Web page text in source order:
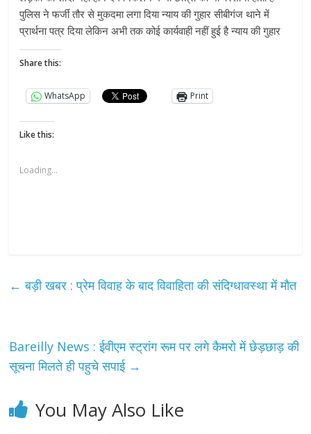
पुलिस ने फर्जी तौर से मुकदमा लगा दिया न्याय की गुहार सीबीगंज थाने में
प्रार्थना पत्र दिया लेकिन अभी तक कोई कार्यवाही नहीं हुई है न्याय की गुहार
Share this:
WhatsApp Print
Like this:
Loading...
← बड़ी खबर : प्रेम विवाह के बाद विवाहिता की संदिग्धावस्था में मौत
Bareilly News : ईवीएम स्ट्रांग रूम पर लगे कैमरो में छेड़छाड़ की
सूचना मिलते ही पहुचे सपाई →
You May Also Like